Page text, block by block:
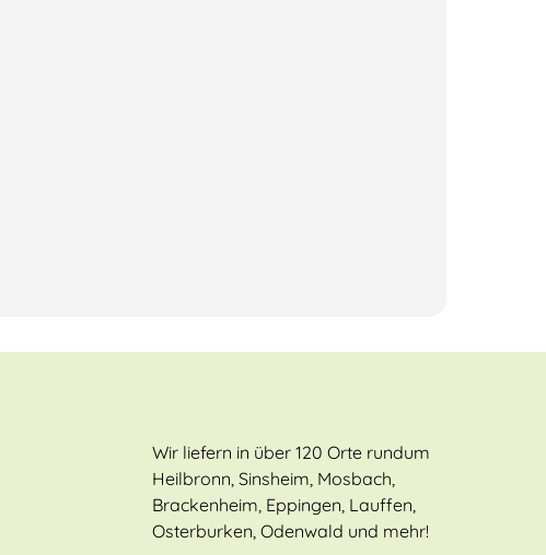
Wir liefern in über 120 Orte rundum
Heilbronn, Sinsheim, Mosbach,
Brackenheim, Eppingen, Lauffen,
Osterburken, Odenwald und mehr!